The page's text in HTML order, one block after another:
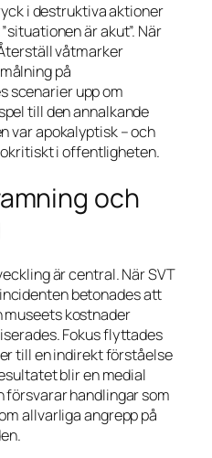
i destruktiva aktioner
är akut”. När
våtmarker
på
scenarier upp om
till den annalkande
var apokalyptisk – och
i offentligheten.
och
är central. När SVT
betonades att
museets kostnader
Fokus flyttades
till en indirekt förståelse
blir en medial
försvarar handlingar som
allvarliga angrepp på